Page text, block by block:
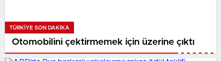
TÜRKIYE SON DAKİKA
Otomobilini çektirmemek için üzerine çıktı